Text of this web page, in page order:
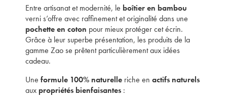
Entre artisanat et modernité, le boîtier en bambou
verni s’offre avec raffinement et originalité dans une
pochette en coton pour mieux protéger cet écrin.
Grâce à leur superbe présentation, les produits de la
gamme Zao se prêtent particulièrement aux idées
cadeau.
Une formule 100% naturelle riche en actifs naturels
aux propriétés bienfaisantes :
Mon panier est vide